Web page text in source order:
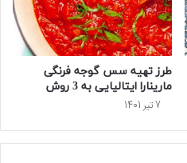
طرز تهیه سس گوجه‌ فرنگی
مارینارا ایتالیایی به 3 روش
7 تیر 1401